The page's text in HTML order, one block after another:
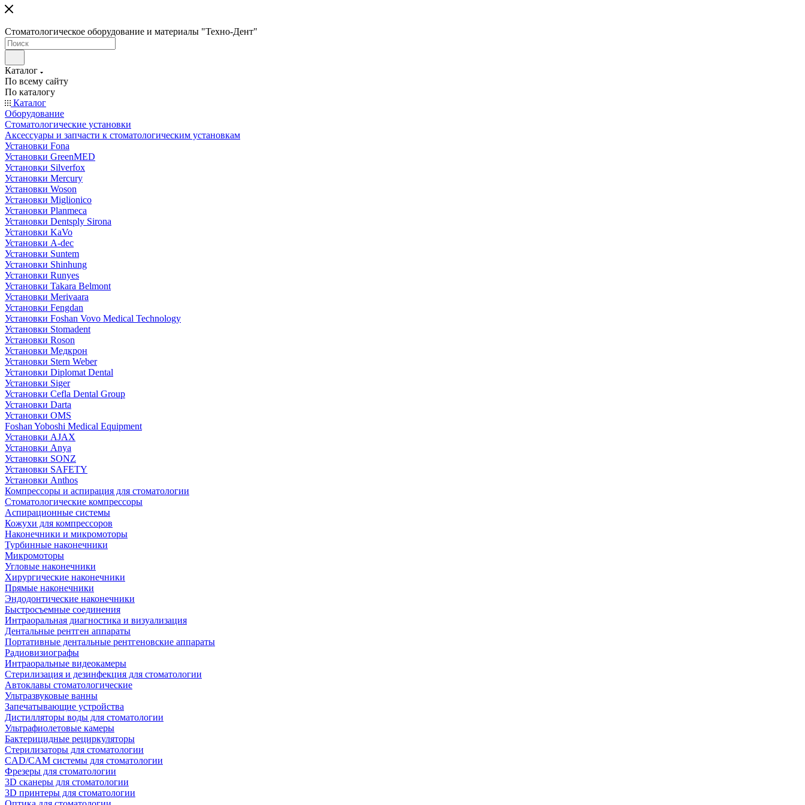
Стоматологическое оборудование и материалы "Техно-Дент"
Каталог
По всему сайту
По каталогу
Каталог
Оборудование
Стоматологические установки
Аксессуары и запчасти к стоматологическим установкам
Установки Fona
Установки GreenMED
Установки Silverfox
Установки Mercury
Установки Woson
Установки Miglionico
Установки Planmeca
Установки Dentsply Sirona
Установки KaVo
Установки A-dec
Установки Suntem
Установки Shinhung
Установки Runyes
Установки Takara Belmont
Установки Merivaara
Установки Fengdan
Установки Foshan Vovo Medical Technology
Установки Stomadent
Установки Roson
Установки Медкрон
Установки Stern Weber
Установки Diplomat Dental
Установки Siger
Установки Cefla Dental Group
Установки Darta
Установки OMS
Foshan Yoboshi Medical Equipment
Установки AJAX
Установки Anya
Установки SONZ
Установки SAFETY
Установки Anthos
Компрессоры и аспирация для стоматологии
Стоматологические компрессоры
Аспирационные системы
Кожухи для компрессоров
Наконечники и микромоторы
Турбинные наконечники
Микромоторы
Угловые наконечники
Хирургические наконечники
Прямые наконечники
Эндодонтические наконечники
Быстросъемные соединения
Интраоральная диагностика и визуализация
Дентальные рентген аппараты
Портативные дентальные рентгеновские аппараты
Радиовизиографы
Интраоральные видеокамеры
Стерилизация и дезинфекция для стоматологии
Автоклавы стоматологические
Ультразвуковые ванны
Запечатывающие устройства
Дистилляторы воды для стоматологии
Ультрафиолетовые камеры
Бактерицидные рециркуляторы
Стерилизаторы для стоматологии
CAD/CAM системы для стоматологии
Фрезеры для стоматологии
3D cканеры для стоматологии
3D принтеры для стоматологии